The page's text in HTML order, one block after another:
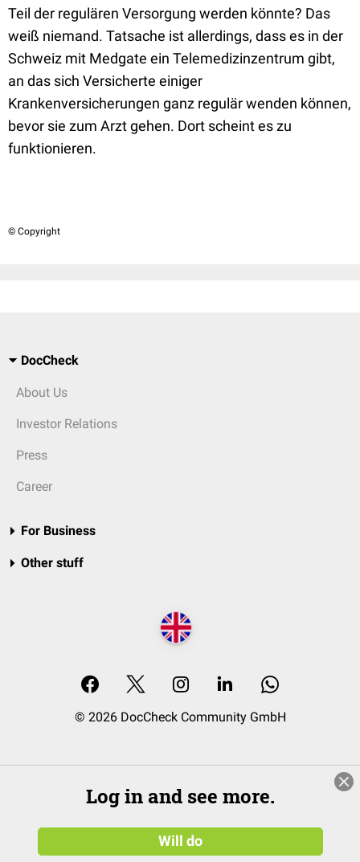
Teil der regulären Versorgung werden könnte? Das
weiß niemand. Tatsache ist allerdings, dass es in der
Schweiz mit Medgate ein Telemedizinzentrum gibt,
an das sich Versicherte einiger
Krankenversicherungen ganz regulär wenden können,
bevor sie zum Arzt gehen. Dort scheint es zu
funktionieren.
© Copyright
DocCheck
About Us
Investor Relations
Press
Career
For Business
Other stuff
© 2026 DocCheck Community GmbH
Log in and see more.
Will do